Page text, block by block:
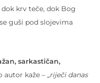
krv teče, dok Bog
guši pod slojevima
sarkastičan,
autor kaže – „riječi danas